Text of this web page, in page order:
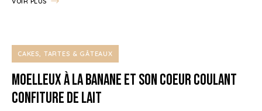
CAKES, TARTES & GÂTEAUX
Moelleux à la Banane et son coeur coulant
Confiture de lait